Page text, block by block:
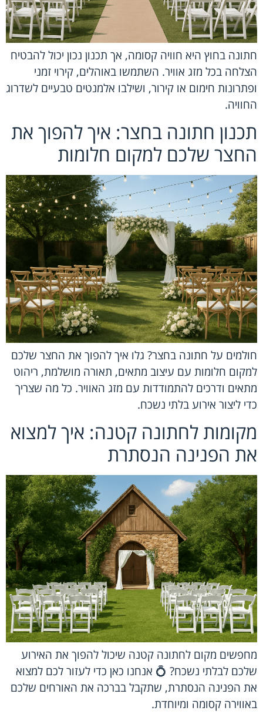
חתונה בחוץ היא חוויה קסומה, אך תכנון נכון יכול להבטיח
הצלחה בכל מזג אוויר. השתמשו באוהלים, קירוי זמני
ופתרונות חימום או קירור, ושילבו אלמנטים טבעיים לשדרוג
החוויה.
תכנון חתונה בחצר: איך להפוך את
החצר שלכם למקום חלומות
חולמים על חתונה בחצר? גלו איך להפוך את החצר שלכם
למקום חלומות עם עיצוב מתאים, תאורה מושלמת, ריהוט
מתאים ודרכים להתמודדות עם מזג האוויר. כל מה שצריך
כדי ליצור אירוע בלתי נשכח.
מקומות לחתונה קטנה: איך למצוא
את הפנינה הנסתרת
מחפשים מקום לחתונה קטנה שיכול להפוך את האירוע
שלכם לבלתי נשכח? 💍 אנחנו כאן כדי לעזור לכם למצוא
את הפנינה הנסתרת, שתקבל בברכה את האורחים שלכם
באווירה קסומה ומיוחדת.